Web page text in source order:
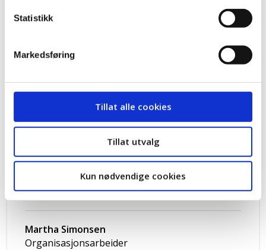
Statistikk
Markedsføring
Tillat alle cookies
Tillat utvalg
Kun nødvendige cookies
Zishan Ahmed, rådgiver utdanningsområdet økonomi
og administrasjon, tilholdssted Kristiansand, sammen
med Line Hansen, rådgiver utdanningsområdet helse og
Kontakt
Martha Simonsen
Organisasjonsarbeider